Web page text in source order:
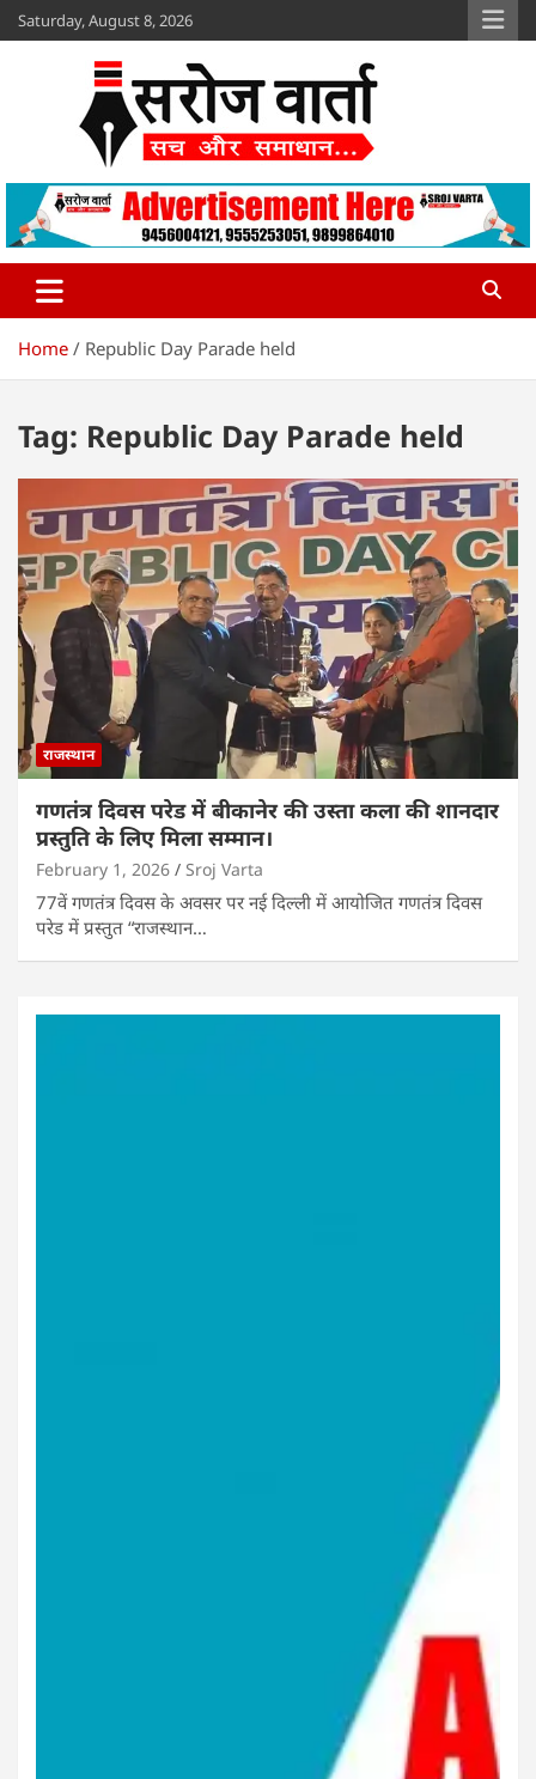
Skip
to
Saturday, August 8, 2026
Sroj Varta
www.srojvarta.in
Home Republic Day Parade held
Tag: Republic Day Parade held
राजस्थान
गणतंत्र दिवस परेड में बीकानेर की उस्ता कला की शानदार
प्रस्तुति के लिए मिला सम्मान।
February 1, 2026 Sroj Varta
77वें गणतंत्र दिवस के अवसर पर नई दिल्ली में आयोजित गणतंत्र दिवस
परेड में प्रस्तुत “राजस्थान…